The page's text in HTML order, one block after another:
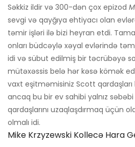
Səkkiz ildir və 300-dən çox epizod
sevgi və qayğıya ehtiyacı olan
təmir işləri ilə bizi heyran etdi.
onları büdcəylə xəyal evlərində
idi və sübut edilmiş bir təcrübəyə
mütəxəssis belə hər kəsə kömək
vaxt eşitməmisiniz Scott
ancaq bu bir ev sahibi yalnız
qardaşlarını uzaqlaşdırmaq üçün
olmalı idi.
Mike Krzyzewski Kollecə Hara